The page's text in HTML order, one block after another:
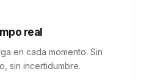
real
en cada momento. Sin
sin incertidumbre.